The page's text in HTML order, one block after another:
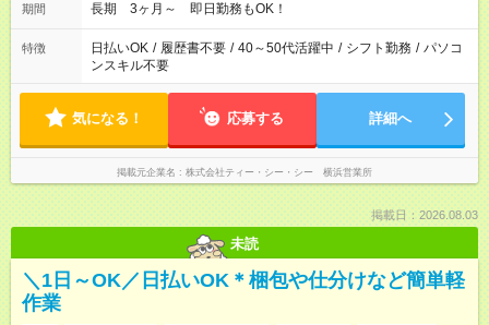
期間 長期 3ヶ月～ 即日勤務もOK！
特徴 日払いOK / 履歴書不要 / 40～50代活躍中 / シフト勤務 / パソコ
ンスキル不要
気になる！ 応募する 詳細へ
掲載元企業名 株式会社ティー・シー・シー 横浜営業所
掲載日：2026.08.03
未読
＼1日～OK／日払いOK＊梱包や仕分けなど簡単軽
作業